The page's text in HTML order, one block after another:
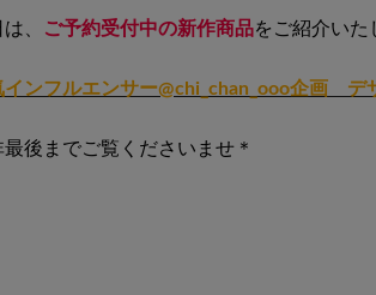
、 ご予約受付中の新作商品をご紹介い
インフルエンサー@chi_chan_ooo企画 デ
最後までご覧くださいませ＊